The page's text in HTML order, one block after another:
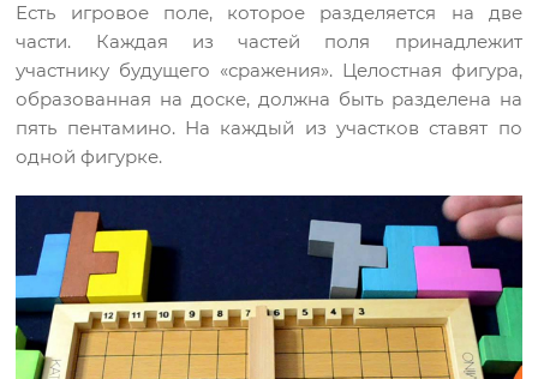
Есть игровое поле, которое разделяется на две
части. Каждая из частей поля принадлежит
участнику будущего «сражения». Целостная фигура,
образованная на доске, должна быть разделена на
пять пентамино. На каждый из участков ставят по
одной фигурке.